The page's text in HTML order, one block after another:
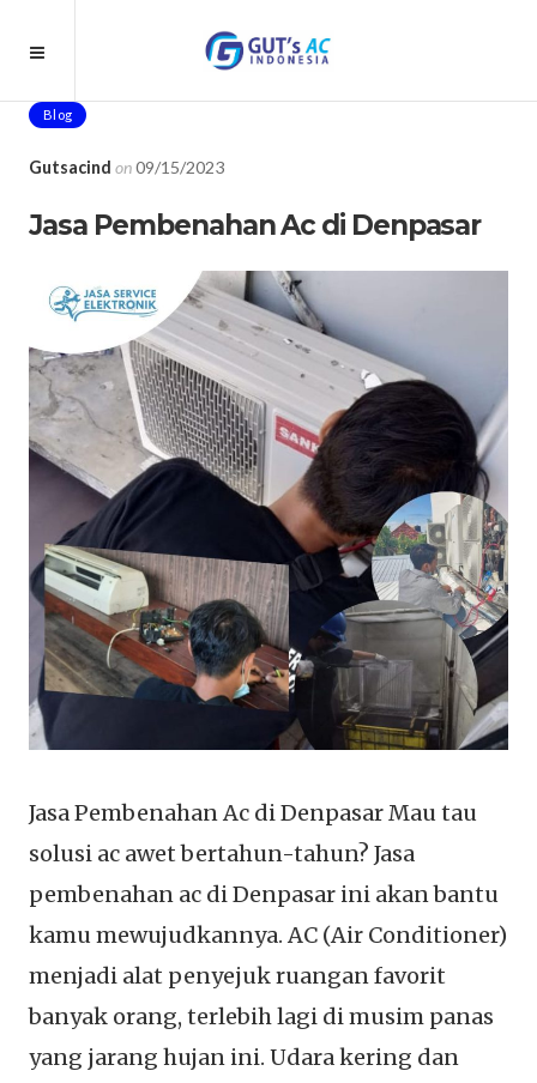
Blog
Gutsacind on09/15/2023
Jasa Pembenahan Ac di Denpasar
Jasa Pembenahan Ac di Denpasar Mau tau
solusi ac awet bertahun-tahun? Jasa
pembenahan ac di Denpasar ini akan bantu
kamu mewujudkannya. AC (Air Conditioner)
menjadi alat penyejuk ruangan favorit
banyak orang, terlebih lagi di musim panas
yang jarang hujan ini. Udara kering dan